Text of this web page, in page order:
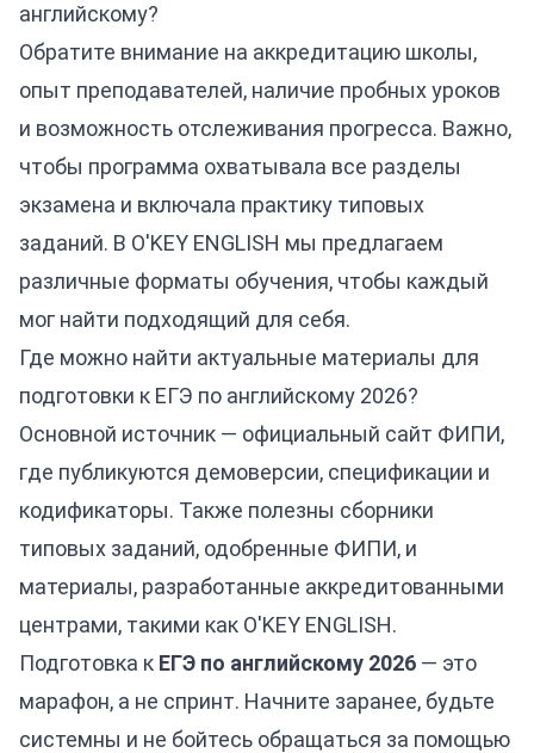
английскому?
Обратите внимание на аккредитацию школы,
опыт преподавателей, наличие пробных уроков
и возможность отслеживания прогресса. Важно,
чтобы программа охватывала все разделы
экзамена и включала практику типовых
заданий. В O'KEY ENGLISH мы предлагаем
различные форматы обучения, чтобы каждый
мог найти подходящий для себя.
Где можно найти актуальные материалы для
подготовки к ЕГЭ по английскому 2026?
Основной источник — официальный сайт ФИПИ,
где публикуются демоверсии, спецификации и
кодификаторы. Также полезны сборники
типовых заданий, одобренные ФИПИ, и
материалы, разработанные аккредитованными
центрами, такими как O'KEY ENGLISH.
Подготовка к ЕГЭ по английскому 2026 — это
марафон, а не спринт. Начните заранее, будьте
системны и не бойтесь обращаться за помощью